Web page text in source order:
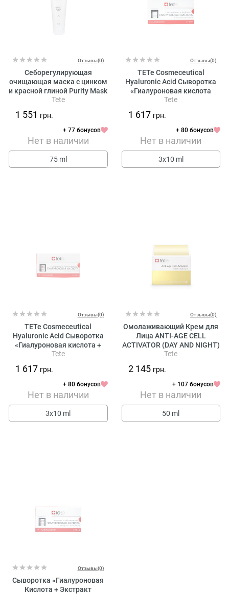
Отзывы(0)
Себорегулирующая
очищающая маска с цинком
и красной глиной Purity Mask
Tete 75 мл
Tete
1 551 грн.
+ 77 бонусов
Нет в наличии
75 ml
Отзывы(0)
TETe Cosmeceutical
Hyaluronic Acid Сыворотка
«Гиалуроновая кислота
Микроводоросль»
Tete
1 617 грн.
+ 80 бонусов
Нет в наличии
3х10 ml
Отзывы(0)
TETe Cosmeceutical
Hyaluronic Acid Сыворотка
«Гиалуроновая кислота +
Экстракт икры»
Tete
1 617 грн.
+ 80 бонусов
Нет в наличии
3х10 ml
Отзывы(0)
Омолаживающий Крем для
Лица ANTI-AGE CELL
ACTIVATOR (DAY AND NIGHT)
Tete
Tete
2 145 грн.
+ 107 бонусов
Нет в наличии
50 ml
Отзывы(0)
Сыворотка «Гиалуроновая
Кислота + Экстракт